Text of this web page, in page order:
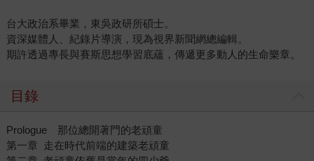
台大政治系畢業，東吳政研所碩士。
資深媒體人、紀錄片導演，現為視界新聞網總編輯。
期許透過專長與賽斯思想學習底蘊，傳遞更多動人的生命樂章。
目錄
Prologue 那位總開著門的老頑童
第一章 走在時代前端的建築老頑童